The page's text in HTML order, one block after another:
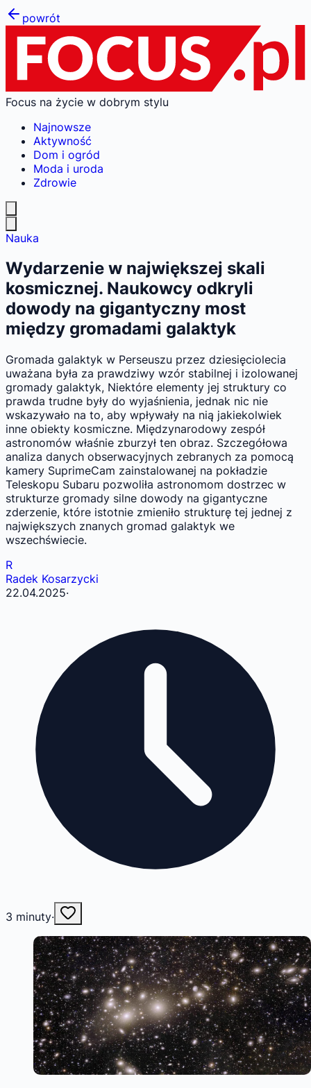
powrót
Focus na życie w dobrym stylu
Najnowsze
Aktywność
Dom i ogród
Moda i uroda
Zdrowie
Nauka
Wydarzenie w największej skali
kosmicznej. Naukowcy odkryli
dowody na gigantyczny most
między gromadami galaktyk
Gromada galaktyk w Perseuszu przez dziesięciolecia
uważana była za prawdziwy wzór stabilnej i izolowanej
gromady galaktyk, Niektóre elementy jej struktury co
prawda trudne były do wyjaśnienia, jednak nic nie
wskazywało na to, aby wpływały na nią jakiekolwiek
inne obiekty kosmiczne. Międzynarodowy zespół
astronomów właśnie zburzył ten obraz. Szczegółowa
analiza danych obserwacyjnych zebranych za pomocą
kamery SuprimeCam zainstalowanej na pokładzie
Teleskopu Subaru pozwoliła astronomom dostrzec w
strukturze gromady silne dowody na gigantyczne
zderzenie, które istotnie zmieniło strukturę tej jednej z
największych znanych gromad galaktyk we
wszechświecie.
R
Radek Kosarzycki
22.04.2025·
3 minuty·